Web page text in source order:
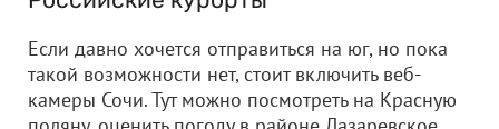
Если давно хочется отправиться на юг, но пока
такой возможности нет, стоит включить веб-
камеры Сочи. Тут можно посмотреть на Красную